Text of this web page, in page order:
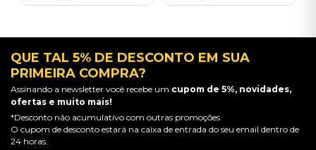
QUE TAL 5% DE DESCONTO EM SUA
PRIMEIRA COMPRA?
Assinando a newsletter você recebe um cupom de 5%, novidades,
ofertas e muito mais!
*Desconto não acumulativo com outras promoções.
O cupom de desconto estará na caixa de entrada do seu email dentro de
24 horas.